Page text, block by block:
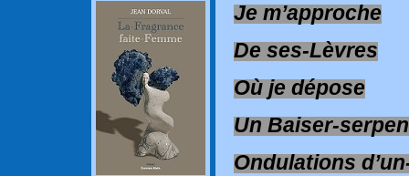
Je m’approche
De ses-Lèvres
Où je dépose
Un Baiser-
Ondulations